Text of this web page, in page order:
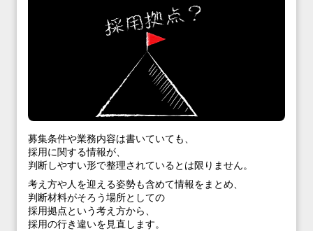
募集条件や業務内容は書いていても、
採用に関する情報が、
判断しやすい形で整理されているとは限りません。
考え方や人を迎える姿勢も含めて情報をまとめ、
判断材料がそろう場所としての
採用拠点という考え方から、
採用の行き違いを見直します。